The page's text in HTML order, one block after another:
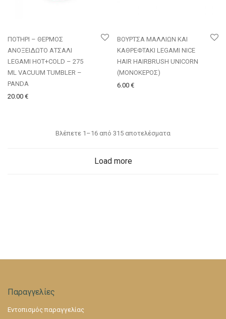
ΠΟΤΗΡΙ – ΘΕΡΜΟΣ
ΑΝΟΞΕΙΔΩΤΟ ΑΤΣΑΛΙ
LEGAMI HOT+COLD – 275
ML VACUUM TUMBLER –
PANDA
20.00 €
ΒΟΥΡΤΣΑ ΜΑΛΛΙΩΝ ΚΑΙ
ΚΑΘΡΕΦΤΑΚΙ LEGAMI NICE
HAIR HAIRBRUSH UNICORN
(ΜΟΝΟΚΕΡΟΣ)
6.00 €
Βλέπετε 1–16 από 315 αποτελέσματα
Load more
Παραγγελίες
Εντοπισμός παραγγελίας